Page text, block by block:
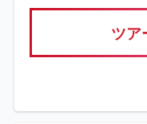
ツア